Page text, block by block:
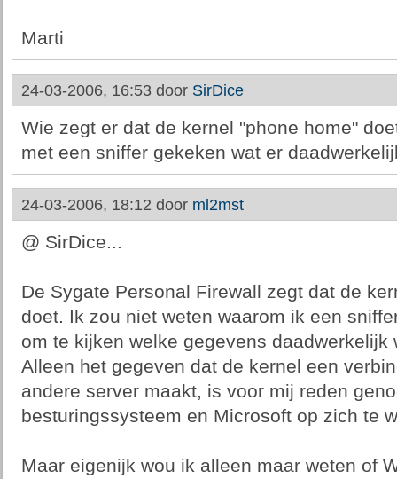
Marti
24-03-2006, 16:53 door SirDice
Wie zegt er dat de kernel "phone home"
met een sniffer gekeken wat er
24-03-2006, 18:12 door ml2mst
@ SirDice...
De Sygate Personal Firewall zegt dat de
doet. Ik zou niet weten waarom ik een
om te kijken welke gegevens daadwerkelijk
Alleen het gegeven dat de kernel een
andere server maakt, is voor mij reden
besturingssysteem en Microsoft op zich te
Maar eigenijk wou ik alleen maar weten of